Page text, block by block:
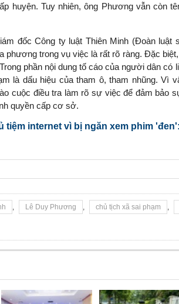
huyện. Tuy nhiên, ông Phương vẫn còn
đốc Công ty luật Thiên Minh (Đoàn luật
phương trong vụ việc là rất rõ ràng. Đặc
phần nội dung tố cáo của người dân có
là dấu hiệu của tham ô, tham nhũng. Vì
cuộc điều tra làm rõ sự việc để đảm bảo
quyền cấp cơ sở.
tiệm internet vì bị ngăn xem phim
, Lê Duy Phương , chủ tịch xã sai phạm ,